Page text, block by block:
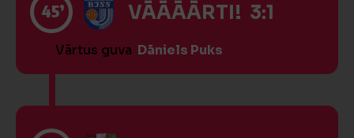
45’ VĀĀĀĀRTI! 3:1
Vārtus guva Dāniels Puks